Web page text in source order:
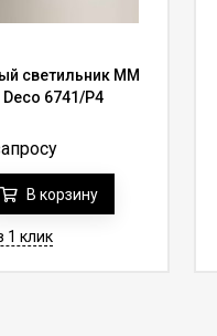
светильник MM
6741/P4
В корзину
1 клик